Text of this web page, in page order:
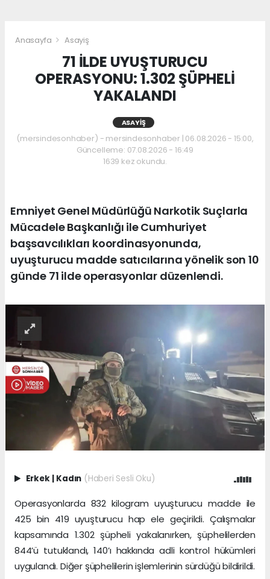
Anasayfa Asayiş
71 İLDE UYUŞTURUCU
OPERASYONU: 1.302 ŞÜPHELİ
YAKALANDI
ASAYIŞ
(mersindesonhaber) - mersindesonhaber | 06.08.2026 - 15:00,
Güncelleme: 07.08.2026 - 16:49
1639 kez okundu.
Emniyet Genel Müdürlüğü Narkotik Suçlarla
Mücadele Başkanlığı ile Cumhuriyet
başsavcılıkları koordinasyonunda,
uyuşturucu madde satıcılarına yönelik son 10
günde 71 ilde operasyonlar düzenlendi.
Erkek | Kadın (Haberi Sesli Oku)
Operasyonlarda 832 kilogram uyuşturucu madde ile
425 bin 419 uyuşturucu hap ele geçirildi. Çalışmalar
kapsamında 1.302 şüpheli yakalanırken, şüphelilerden
844’ü tutuklandı, 140’ı hakkında adli kontrol hükümleri
uygulandı. Diğer şüphelilerin işlemlerinin sürdüğü bildirildi.